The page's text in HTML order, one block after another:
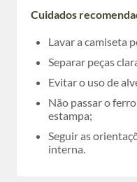
Cuidados
Lavar a camiseta
Separar peças
Evitar o uso de
Não passar o
estampa;
Seguir as
interna.